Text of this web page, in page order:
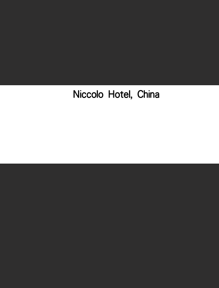
Niccolo Hotel, China